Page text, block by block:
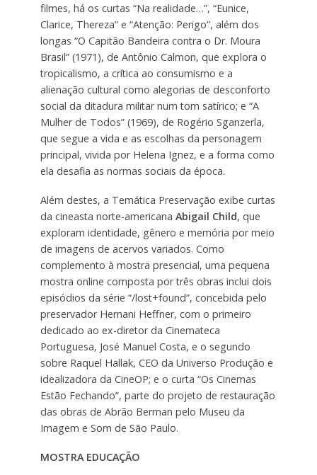
filmes, há os curtas “Na realidade…”, “Eunice,
Clarice, Thereza” e “Atenção: Perigo”, além dos
longas “O Capitão Bandeira contra o Dr. Moura
Brasil” (1971), de Antônio Calmon, que explora o
tropicalismo, a crítica ao consumismo e a
alienação cultural como alegorias de desconforto
social da ditadura militar num tom satírico; e “A
Mulher de Todos” (1969), de Rogério Sganzerla,
que segue a vida e as escolhas da personagem
principal, vivida por Helena Ignez, e a forma como
ela desafia as normas sociais da época.
Além destes, a Temática Preservação exibe curtas
da cineasta norte-americana Abigail Child, que
exploram identidade, gênero e memória por meio
de imagens de acervos variados. Como
complemento à mostra presencial, uma pequena
mostra online composta por três obras inclui dois
episódios da série “/lost+found”, concebida pelo
preservador Hernani Heffner, com o primeiro
dedicado ao ex-diretor da Cinemateca
Portuguesa, José Manuel Costa, e o segundo
sobre Raquel Hallak, CEO da Universo Produção e
idealizadora da CineOP; e o curta “Os Cinemas
Estão Fechando”, parte do projeto de restauração
das obras de Abrão Berman pelo Museu da
Imagem e Som de São Paulo.
MOSTRA EDUCAÇÃO